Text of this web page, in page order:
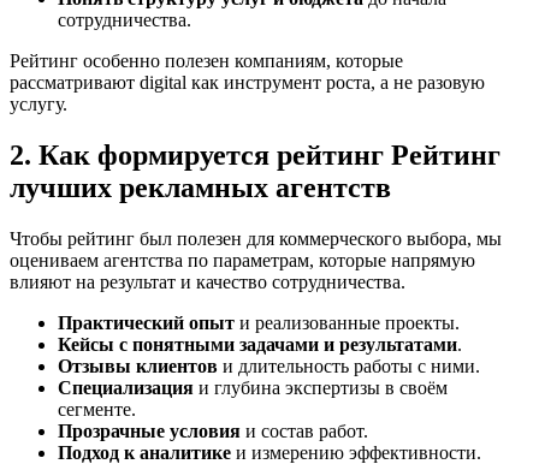
сотрудничества.
Рейтинг особенно полезен компаниям, которые
рассматривают digital как инструмент роста, а не разовую
услугу.
2. Как формируется рейтинг Рейтинг
лучших рекламных агентств
Чтобы рейтинг был полезен для коммерческого выбора, мы
оцениваем агентства по параметрам, которые напрямую
влияют на результат и качество сотрудничества.
Практический опыт и реализованные проекты.
Кейсы с понятными задачами и результатами.
Отзывы клиентов и длительность работы с ними.
Специализация и глубина экспертизы в своём
сегменте.
Прозрачные условия и состав работ.
Подход к аналитике и измерению эффективности.